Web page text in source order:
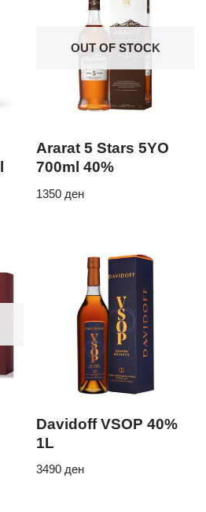
OUT OF STOCK
Ararat 5 Stars 5YO
700ml 40%
1350 ден
Davidoff VSOP 40%
1L
3490 ден